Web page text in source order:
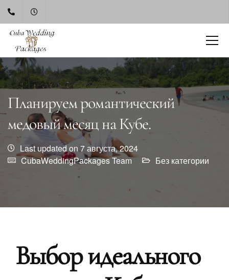
Планируем романтический
медовый месяц на Кубе.
Last updated on 7 августа, 2024
CubaWeddingPackages Team
Без категории
Выбор идеального